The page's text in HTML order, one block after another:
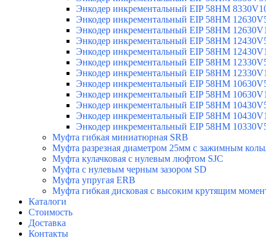
Энкодер инкрементальный EIP 58HM
Энкодер инкрементальный EIP 58HM
Энкодер инкрементальный EIP 58HM
Энкодер инкрементальный EIP 58HM
Энкодер инкрементальный EIP 58HM
Энкодер инкрементальный EIP 58HM
Энкодер инкрементальный EIP 58HM
Энкодер инкрементальный EIP 58HM
Энкодер инкрементальный EIP 58HM
Энкодер инкрементальный EIP 58HM
Энкодер инкрементальный EIP 58HM
Энкодер инкрементальный EIP 58HM
Муфта гибкая миниатюрная SRB
Муфта разрезная диаметром 25мм с зажимным
Муфта кулачковая с нулевым люфтом SJC
Муфта с нулевым черным зазором SD
Муфта упругая ERB
Муфта гибкая дисковая с высоким крутящим
Каталоги
Стоимость
Доставка
Контакты